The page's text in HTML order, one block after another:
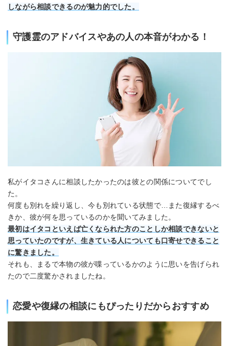
しながら相談できるのが魅力的でした。
守護霊のアドバイスやあの人の本音がわかる！
私がイタコさんに相談したかったのは彼との関係についてでし
た。
何度も別れを繰り返し、今も別れている状態で…また復縁するべ
きか、彼が何を思っているのかを聞いてみました。
最初はイタコといえば亡くなられた方のことしか相談できないと
思っていたのですが、生きている人についても口寄せできること
に驚きました。
それも、まるで本物の彼が喋っているかのように思いを告げられ
たので二度驚かされましたね。
恋愛や復縁の相談にもぴったりだからおすすめ